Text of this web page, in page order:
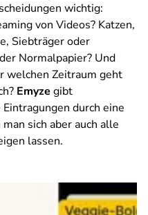
wichtig:
von Videos? Katzen,
Siebträger oder
Normalpapier? Und
welchen Zeitraum geht
Emyze gibt
durch eine
sich aber auch alle
lassen.